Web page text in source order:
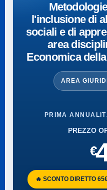
l'inclusione di
sociali e di
area
Economica
AREA
PRIMA
PREZZO
€
🔥 SCONTO DIRETTO